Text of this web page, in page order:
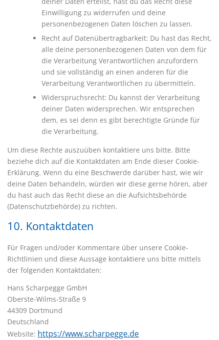
Einwilligung zu widerrufen und deine
personenbezogenen Daten löschen zu lassen.
Recht auf Datenübertragbarkeit: Du hast das Recht,
alle deine personenbezogenen Daten von dem für
die Verarbeitung Verantwortlichen anzufordern
und sie vollständig an einen anderen für die
Verarbeitung Verantwortlichen zu übermitteln.
Widerspruchsrecht: Du kannst der Verarbeitung
deiner Daten widersprechen. Wir entsprechen
dem, es sei denn es gibt berechtigte Gründe für
die Verarbeitung.
Um diese Rechte auszuüben kontaktiere uns bitte. Bitte
beziehe dich auf die Kontaktdaten am Ende dieser Cookie-
Erklärung. Wenn du eine Beschwerde darüber hast, wie wir
deine Daten behandeln, würden wir diese gerne hören, aber
du hast auch das Recht diese an die Aufsichtsbehörde
(Datenschutzbehörde) zu richten.
10. Kontaktdaten
Für Fragen und/oder Kommentare über unsere Cookie-
Richtlinien und diese Aussage kontaktiere uns bitte mittels
der folgenden Kontaktdaten:
Hans Scharpegge GmbH
Oberste-Wilms-Straße 9
44309 Dortmund
Deutschland
Website: https://www.scharpegge.de